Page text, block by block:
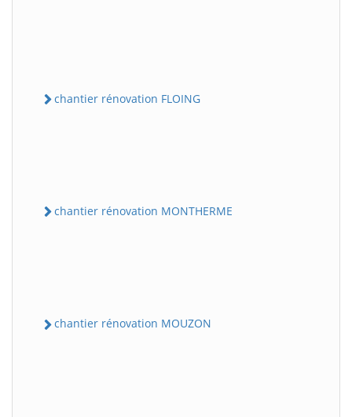
chantier rénovation FLOING
chantier rénovation MONTHERME
chantier rénovation MOUZON